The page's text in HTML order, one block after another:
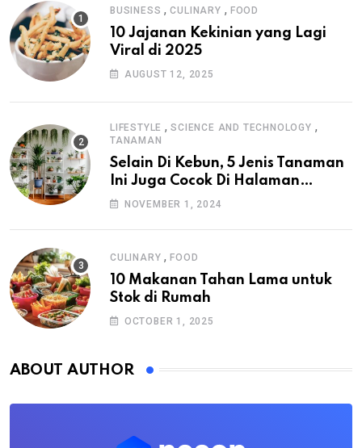
BUSINESS ,CULINARY , FOOD
10 Jajanan Kekinian yang Lagi
Viral di 2025
AUGUST 12, 2025
LIFESTYLE ,SCIENCE AND TECHNOLOGY ,
TANAMAN
Selain Di Kebun, 5 Jenis Tanaman
Ini Juga Cocok Di Halaman
Rumah
NOVEMBER 1, 2024
CULINARY ,FOOD
10 Makanan Tahan Lama untuk
Stok di Rumah
OCTOBER 1, 2025
ABOUT AUTHOR